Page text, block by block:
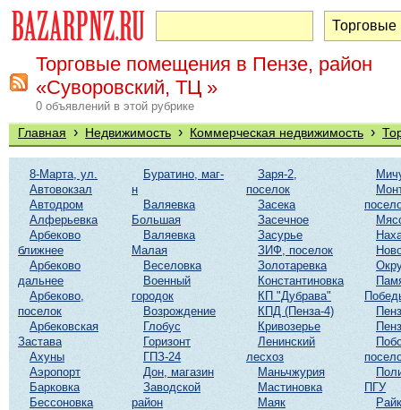
Торговые помещения в Пензе, район
«Суворовский, ТЦ »
0 объявлений в этой рубрике
Главная › Недвижимость › Коммерческая недвижимость ›
8-Марта, ул.
Автовокзал
Автодром
Алферьевка
Арбеково
ближнее
Арбеково
дальнее
Арбеково,
поселок
Арбековская
Застава
Ахуны
Аэропорт
Барковка
Бессоновка
Буратино, маг-
н
Валяевка
Большая
Валяевка
Малая
Веселовка
Военный
городок
Возрождение
Глобус
Горизонт
ГПЗ-24
Дон, магазин
Заводской
район
Заря-2,
поселок
Засека
Засечное
Засурье
ЗИФ, поселок
Золотаревка
Константиновка
КП "Дубрава"
КПД (Пенза-4)
Кривозерье
Ленинский
лесхоз
Маньчжурия
Мастиновка
Маяк
ПГУ